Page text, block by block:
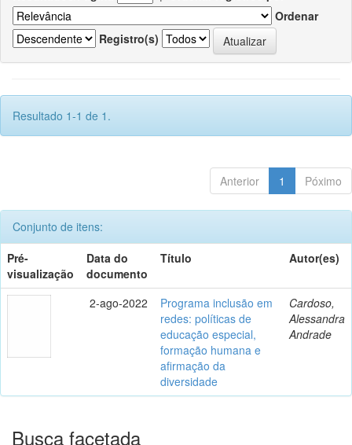
Ordenar
Registro(s)
Resultado 1-1 de 1.
Anterior 1 Póximo
Conjunto de itens:
Pré-
visualização
Data do
documento
Título Autor(es)
2-ago-2022
Programa inclusão em
redes: políticas de
educação especial,
formação humana e
afirmação da
diversidade
Cardoso,
Alessandra
Andrade
Busca facetada